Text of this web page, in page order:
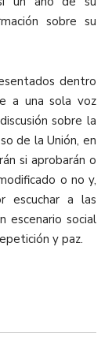
sobre su
dentro
a una sola voz
sobre la
de la Unión, en
si aprobarán o
o no y,
escuchar a las
escenario social
y paz.